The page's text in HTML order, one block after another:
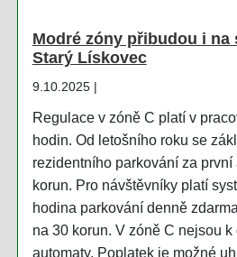
Modré zóny přibudou i na
Starý Lískovec
9.10.2025 |
Regulace v zóně C platí v
hodin. Od letošního roku se
rezidentního parkování za
korun. Pro návštěvníky platí
hodina parkování denně
na 30 korun. V zóně C nejsou
automaty. Poplatek je možné